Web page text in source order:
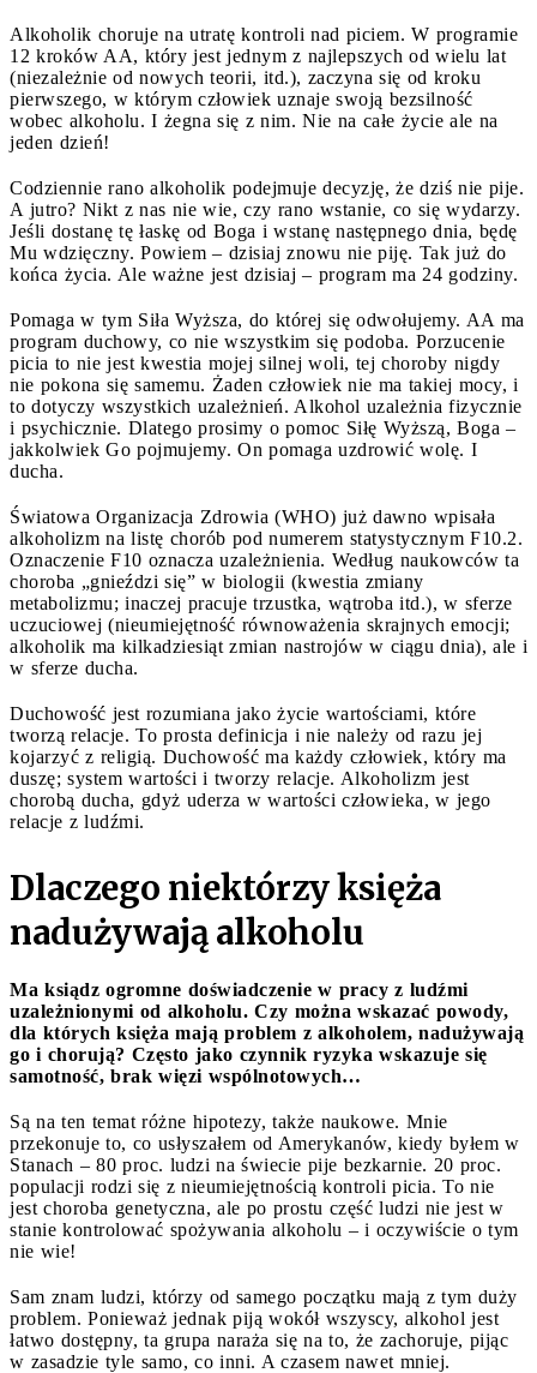
Alkoholik choruje na utratę kontroli nad piciem. W programie
12 kroków AA, który jest jednym z najlepszych od wielu lat
(niezależnie od nowych teorii, itd.), zaczyna się od kroku
pierwszego, w którym człowiek uznaje swoją bezsilność
wobec alkoholu. I żegna się z nim. Nie na całe życie ale na
jeden dzień!
Codziennie rano alkoholik podejmuje decyzję, że dziś nie pije.
A jutro? Nikt z nas nie wie, czy rano wstanie, co się wydarzy.
Jeśli dostanę tę łaskę od Boga i wstanę następnego dnia, będę
Mu wdzięczny. Powiem – dzisiaj znowu nie piję. Tak już do
końca życia. Ale ważne jest dzisiaj – program ma 24 godziny.
Pomaga w tym Siła Wyższa, do której się odwołujemy. AA ma
program duchowy, co nie wszystkim się podoba. Porzucenie
picia to nie jest kwestia mojej silnej woli, tej choroby nigdy
nie pokona się samemu. Żaden człowiek nie ma takiej mocy, i
to dotyczy wszystkich uzależnień. Alkohol uzależnia fizycznie
i psychicznie. Dlatego prosimy o pomoc Siłę Wyższą, Boga –
jakkolwiek Go pojmujemy. On pomaga uzdrowić wolę. I
ducha.
Światowa Organizacja Zdrowia (WHO) już dawno wpisała
alkoholizm na listę chorób pod numerem statystycznym F10.2.
Oznaczenie F10 oznacza uzależnienia. Według naukowców ta
choroba „gnieździ się” w biologii (kwestia zmiany
metabolizmu; inaczej pracuje trzustka, wątroba itd.), w sferze
uczuciowej (nieumiejętność równoważenia skrajnych emocji;
alkoholik ma kilkadziesiąt zmian nastrojów w ciągu dnia), ale i
w sferze ducha.
Duchowość jest rozumiana jako życie wartościami, które
tworzą relacje. To prosta definicja i nie należy od razu jej
kojarzyć z religią. Duchowość ma każdy człowiek, który ma
duszę; system wartości i tworzy relacje. Alkoholizm jest
chorobą ducha, gdyż uderza w wartości człowieka, w jego
relacje z ludźmi.
Dlaczego niektórzy księża
nadużywają alkoholu
Ma ksiądz ogromne doświadczenie w pracy z ludźmi
uzależnionymi od alkoholu. Czy można wskazać powody,
dla których księża mają problem z alkoholem, nadużywają
go i chorują? Często jako czynnik ryzyka wskazuje się
samotność, brak więzi wspólnotowych…
Są na ten temat różne hipotezy, także naukowe. Mnie
przekonuje to, co usłyszałem od Amerykanów, kiedy byłem w
Stanach – 80 proc. ludzi na świecie pije bezkarnie. 20 proc.
populacji rodzi się z nieumiejętnością kontroli picia. To nie
jest choroba genetyczna, ale po prostu część ludzi nie jest w
stanie kontrolować spożywania alkoholu – i oczywiście o tym
nie wie!
Sam znam ludzi, którzy od samego początku mają z tym duży
problem. Ponieważ jednak piją wokół wszyscy, alkohol jest
łatwo dostępny, ta grupa naraża się na to, że zachoruje, pijąc
w zasadzie tyle samo, co inni. A czasem nawet mniej.